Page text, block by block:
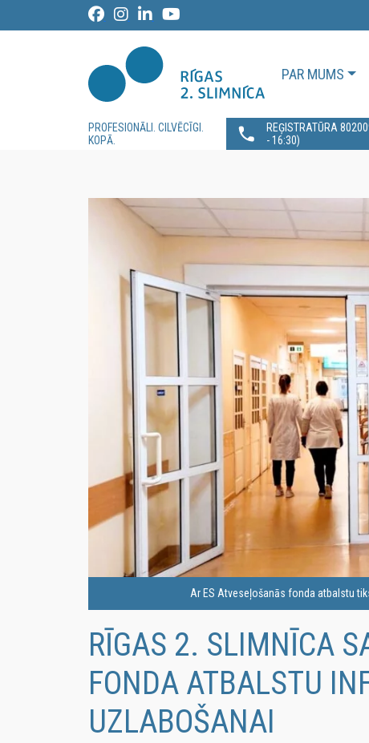
PAR MUMS
PROFESIONĀLI. CILVĒCĪGI.
KOPĀ.
REĢISTRATŪRA
- 16:30)
Ar ES Atveseļošanās fonda atbalstu
RĪGAS 2. SLIMNĪCA
FONDA ATBALSTU
UZLABOŠANAI